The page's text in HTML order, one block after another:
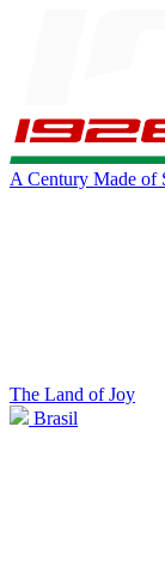
A Century Made of
The Land of Joy
Brasil